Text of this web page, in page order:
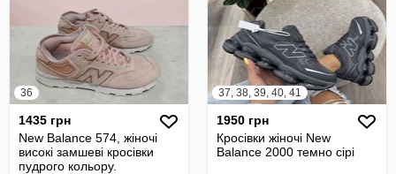
36
1435 грн
New Balance 574, жіночі
високі замшеві кросівки
пудрого кольору.
37, 38, 39, 40, 41
1950 грн
Кросівки жіночі New
Balance 2000 темно сірі